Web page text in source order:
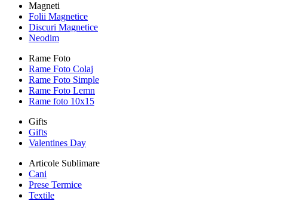
Magneti
Folii Magnetice
Discuri Magnetice
Neodim
Rame Foto
Rame Foto Colaj
Rame Foto Simple
Rame Foto Lemn
Rame foto 10x15
Gifts
Gifts
Valentines Day
Articole Sublimare
Cani
Prese Termice
Textile